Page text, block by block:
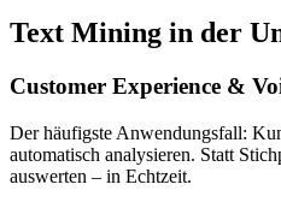
Text Mining in der
Customer Experience &
Der häufigste Anwendungsfall:
automatisch analysieren. Statt
auswerten – in Echtzeit.